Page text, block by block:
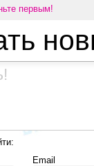
первым!
Email